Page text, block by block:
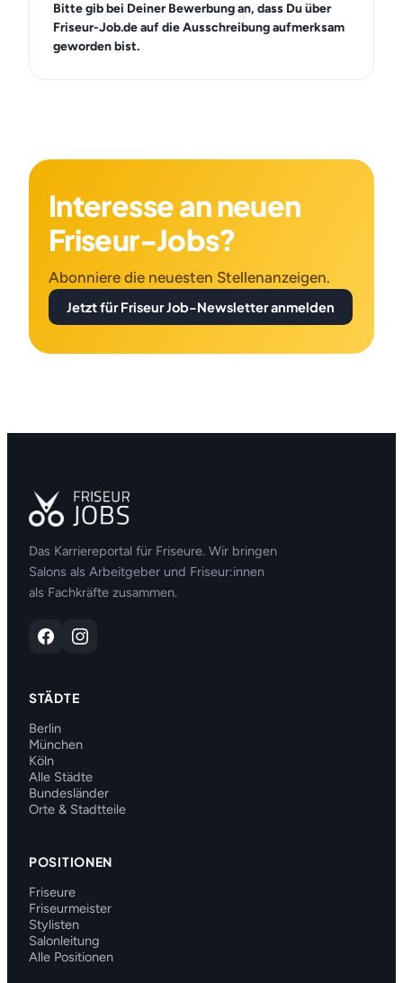
Bitte gib bei Deiner Bewerbung an, dass Du über
Friseur-Job.de auf die Ausschreibung aufmerksam
geworden bist.
Interesse an neuen
Friseur-Jobs?
Abonniere die neuesten Stellenanzeigen.
Jetzt für Friseur Job-Newsletter anmelden
Das Karriereportal für Friseure. Wir bringen
Salons als Arbeitgeber und Friseur:innen
als Fachkräfte zusammen.
STÄDTE
Berlin
München
Köln
Alle Städte
Bundesländer
Orte & Stadtteile
POSITIONEN
Friseure
Friseurmeister
Stylisten
Salonleitung
Alle Positionen